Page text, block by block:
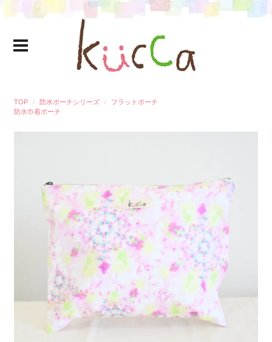
TOP 防水ポーチシリーズ
フラットポーチ
防水巾着ポーチ